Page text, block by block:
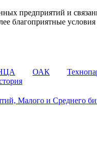
предприятий и
благоприятные
ОАК
Малого и Среднего